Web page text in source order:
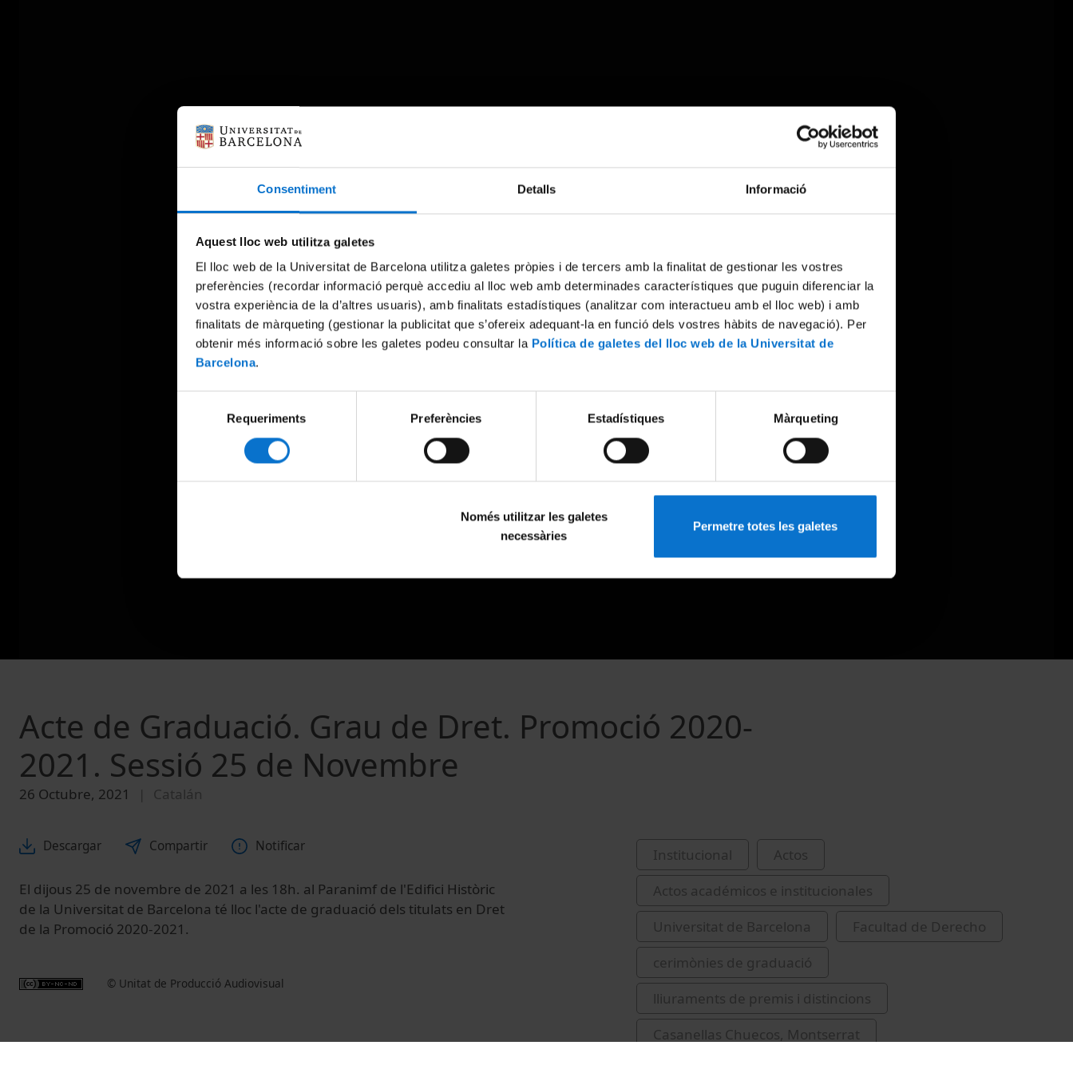
Consentiment Detalls Informació
Aquest lloc web utilitza galetes
El lloc web de la Universitat de Barcelona utilitza galetes pròpies i de tercers amb la finalitat de gestionar les vostres
preferències (recordar informació perquè accediu al lloc web amb determinades característiques que puguin diferenciar la
vostra experiència de la d’altres usuaris), amb finalitats estadístiques (analitzar com interactueu amb el lloc web) i amb
finalitats de màrqueting (gestionar la publicitat que s’ofereix adequant-la en funció dels vostres hàbits de navegació). Per
obtenir més informació sobre les galetes podeu consultar la Política de galetes del lloc web de la Universitat de
Barcelona.
Requeriments Preferències Estadístiques Màrqueting
Només utilitzar les galetes
necessàries
Permetre totes les galetes
An error occurred, please try again later.
Try again
Acte de Graduació. Grau de Dret. Promoció 2020-
2021. Sessió 25 de Novembre
26 Octubre, 2021 Catalán
Descargar Compartir Notificar
El dijous 25 de novembre de 2021 a les 18h. al Paranimf de l'Edifici Històric
de la Universitat de Barcelona té lloc l'acte de graduació dels titulats en Dret
de la Promoció 2020-2021.
© Unitat de Producció Audiovisual
Institucional
Actos
Actos académicos e institucionales
Universitat de Barcelona
Facultad de Derecho
cerimònies de graduació
lliuraments de premis i distincions
Casanellas Chuecos, Montserrat